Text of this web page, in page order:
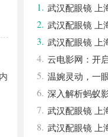
1. 武汉配眼镜 上
2. 武汉配眼镜 上
3. 武汉配眼镜 上
4. 云电影网：开
平台
5. 温婉灵动，一
眉眼唇，才是你
女生的气质加分项
6. 深入解析蚂蚁
的领先平台
7. 武汉配眼镜 上
8. 武汉配眼镜 上